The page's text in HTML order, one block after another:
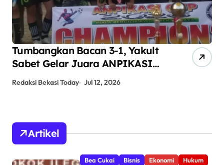
Tumbangkan Bacan 3-1, Yakult
Sabet Gelar Juara ANPIKASI
CUP 2026
Redaksi Bekasi Today Jul 12, 2026
Artikel
Bea Cukai Bisnis Ekonomi
Hukum